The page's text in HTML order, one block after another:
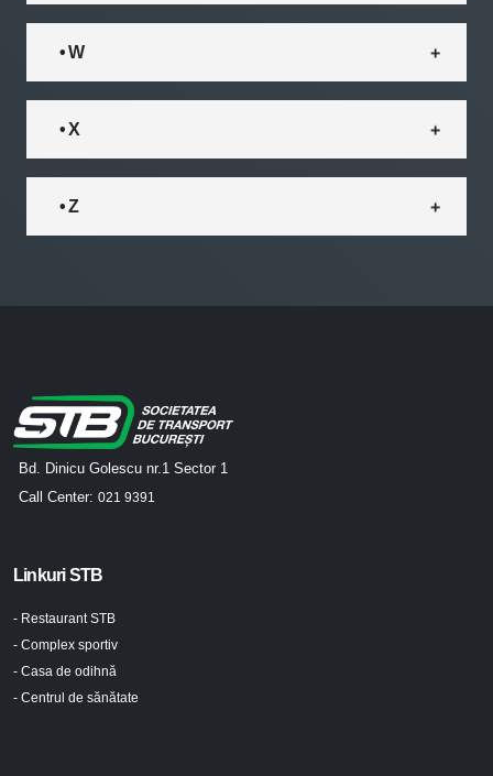
• W
• X
• Z
Bd. Dinicu Golescu nr.1 Sector 1
Call Center: 021 9391
Linkuri STB
- Restaurant STB
- Complex sportiv
- Casa de odihnă
- Centrul de sănătate